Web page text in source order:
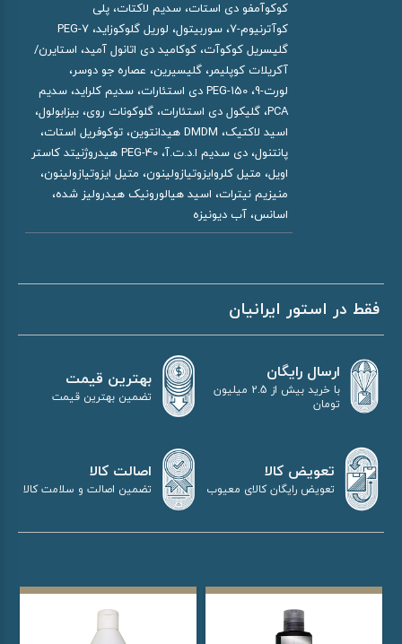
کوکوآمفو دی استات، سدیم لاکتات، پلی
کوآترنیوم-7، سوربیتول، لوریل گلوکوزاید، PEG-7
گلیسریل کوکوآت، کوکامید دی اتانول آمید، استایرن/
آکریلات کوپلیمر، گلیسیرین، عصاره جو دوسر،
لورت-9، PEG-150 دی استئارات، سدیم کلراید، سدیم
PCA، گلیکول دی استئارات، گلوکونات روی، بیزابولول،
اسید لاکتیک، DMDM هیدانتوین، توکوفریل استات،
پانتنول، دی سدیم ا.د.ت.آ، PEG-40 هیدروژنیتد کاستر
اویل، متیل کلروایزوتیازولینون، متیل ایزوتیازولینون،
منیزیم نیترات، اسید هیالورونیک هیدرولیز شده،
اسانس، آب دیونیزه
فقط در استور ایرانیان
ارسال رایگان
با خرید بیش از 2.5 میلیون
تومان
بهترین قیمت
تضمین بهترین قیمت
تعویض کالا
تعویض رایگان کالای معیوب
اصالت کالا
تضمین اصالت و سلامت کالا